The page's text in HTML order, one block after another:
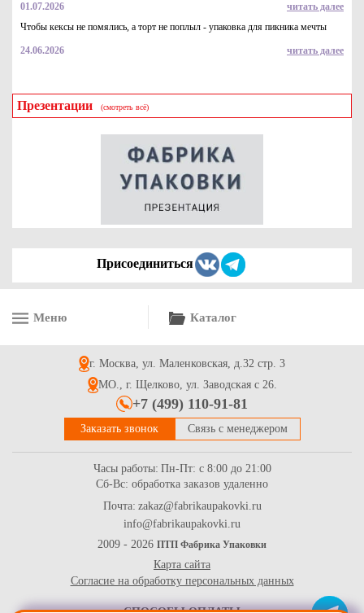
01.07.2026
читать далее
Чтобы кексы не помялись, а торт не поплыл - упаковка для пикника мечты
24.06.2026 читать далее
Презентации (смотреть всё)
Присоединиться
Меню Каталог
г. Москва, ул. Маленковская, д.32 стр. 3
МО., г. Щелково, ул. Заводская с 26.
+7 (499) 110-91-81
Заказать звонок Связь с менеджером
Часы работы: Пн-Пт: с 8:00 до 21:00
Сб-Вс: обработка заказов удаленно
Почта: zakaz@fabrikaupakovki.ru
info@fabrikaupakovki.ru
2009 - 2026 ПТП Фабрика Упаковки
Карта сайта
Согласие на обработку персональных данных